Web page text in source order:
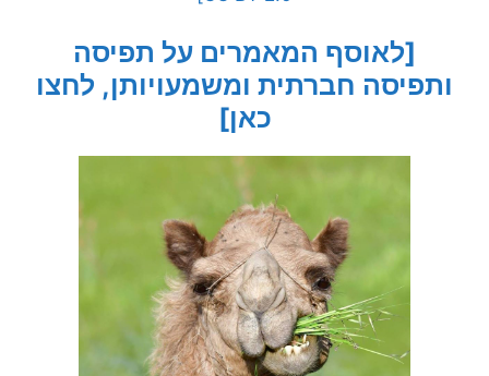
[לאוסף המאמרים על תפיסה
ותפיסה חברתית ומשמעויותן, לחצו
כאן]